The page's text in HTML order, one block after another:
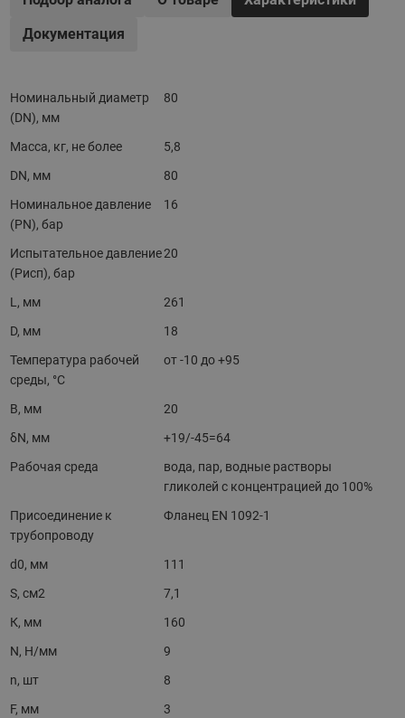
Документация
Номинальный диаметр
(DN), мм
80
Масса, кг, не более
5,8
DN, мм
80
Номинальное давление
(PN), бар
16
Испытательное давление
(Pисп), бар
20
L, мм
261
D, мм
18
Температура рабочей
среды, °С
от -10 до +95
B, мм
20
δN, мм
+19/-45=64
Рабочая среда
вода, пар, водные растворы
гликолей с концентрацией до 100%
Присоединение к
трубопроводу
Фланец EN 1092-1
d0, мм
111
S, см2
7,1
К, мм
160
N, Н/мм
9
n, шт
8
F, мм
3